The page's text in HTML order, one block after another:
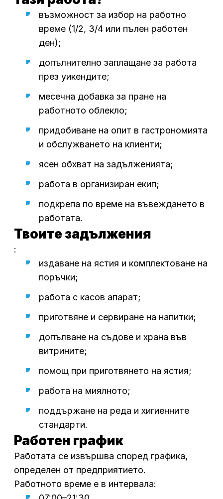
възможност за избор на работно
време (1/2, 3/4 или пълен работен
ден);
допълнително заплащане за работа
през уикендите;
месечна добавка за пране на
работното облекло;
придобиване на опит в гастрономията
и обслужването на клиенти;
ясен обхват на задълженията;
работа в организиран екип;
подкрепа по време на въвеждането в
работата.
Твоите задължения
:
издаване на ястия и комплектоване на
поръчки;
работа с касов апарат;
приготвяне и сервиране на напитки;
допълване на съдове и храна във
витрините;
помощ при приготвянето на ястия;
работа на миялното;
поддържане на реда и хигиенните
стандарти.
Работен график
Работата се извършва според графика,
определен от предприятието.
Работното време е в интервала: